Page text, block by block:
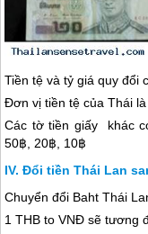
Tiền tệ và tỷ giá quy đổi
Đơn vị tiền tệ của Thái
Các tờ tiền giấy khác
50฿, 20฿, 10฿
Đổi tiền Thái Lan
Chuyển đổi BahtThái
1 THB to VNĐ sẽ tương